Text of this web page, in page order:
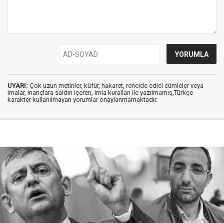
UYARI: Çok uzun metinler, küfür, hakaret, rencide edici cümleler veya
imalar, inançlara saldırı içeren, imla kuralları ile yazılmamış,Türkçe
karakter kullanılmayan yorumlar onaylanmamaktadır.